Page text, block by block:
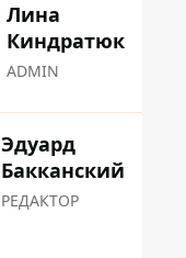
Лина
Киндратюк
ADMIN
Эдуард
Бакканский
РЕДАКТОР